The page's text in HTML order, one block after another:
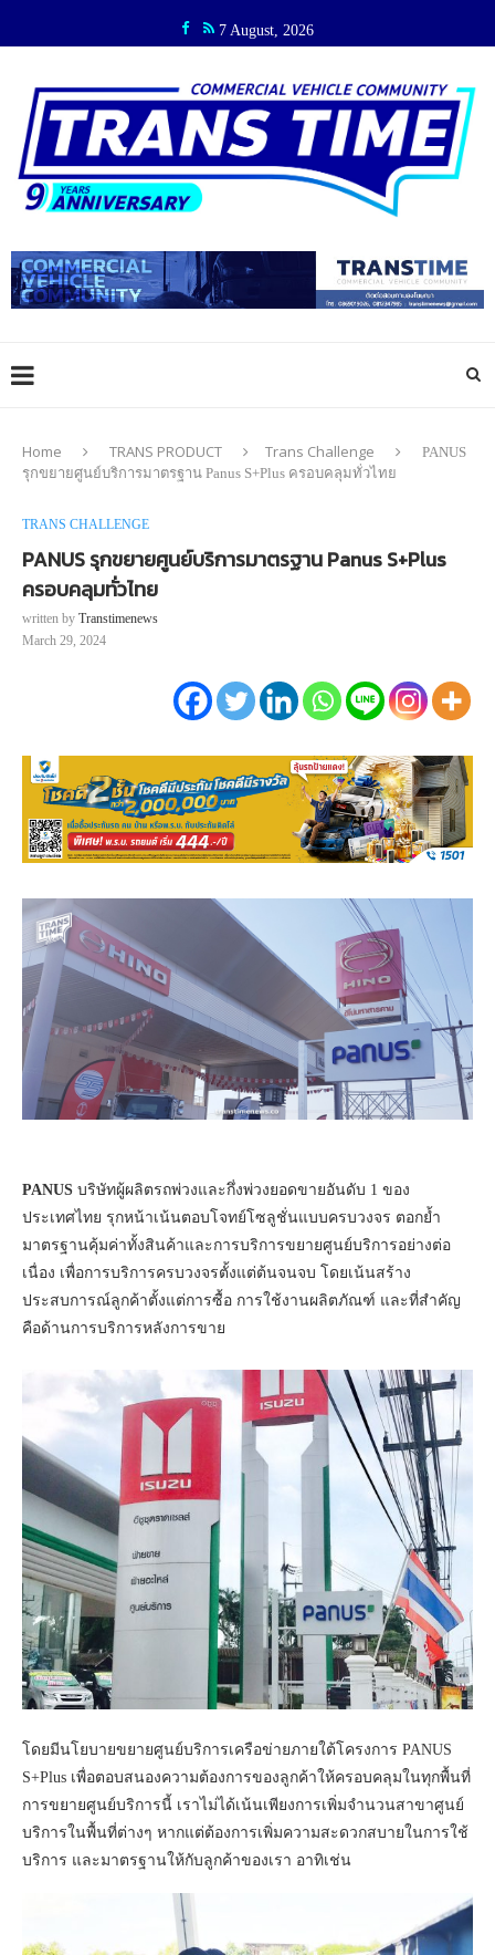
7 August, 2026
Home TRANS PRODUCT Trans Challenge
PANUS
รุกขยายศูนย์บริการมาตรฐาน Panus S+Plus ครอบคลุมทั่วไทย
TRANS CHALLENGE
PANUS รุกขยายศูนย์บริการมาตรฐาน Panus S+Plus
ครอบคลุมทั่วไทย
written by Transtimenews
March 29, 2024
PANUS บริษัทผู้ผลิตรถพ่วงและกึ่งพ่วงยอดขายอันดับ 1 ของ
ประเทศไทย รุกหน้าเน้นตอบโจทย์โซลูชั่นแบบครบวงจร ตอกย้ำ
มาตรฐานคุ้มค่าทั้งสินค้าและการบริการขยายศูนย์บริการอย่างต่อ
เนื่อง เพื่อการบริการครบวงจรตั้งแต่ต้นจนจบ โดยเน้นสร้าง
ประสบการณ์ลูกค้าตั้งแต่การซื้อ การใช้งานผลิตภัณฑ์ และที่สำคัญ
คือด้านการบริการหลังการขาย
โดยมีนโยบายขยายศูนย์บริการเครือข่ายภายใต้โครงการ PANUS
S+Plus เพื่อตอบสนองความต้องการของลูกค้าให้ครอบคลุมในทุกพื้นที่
การขยายศูนย์บริการนี้ เราไม่ได้เน้นเพียงการเพิ่มจำนวนสาขาศูนย์
บริการในพื้นที่ต่างๆ หากแต่ต้องการเพิ่มความสะดวกสบายในการใช้
บริการ และมาตรฐานให้กับลูกค้าของเรา อาทิเช่น